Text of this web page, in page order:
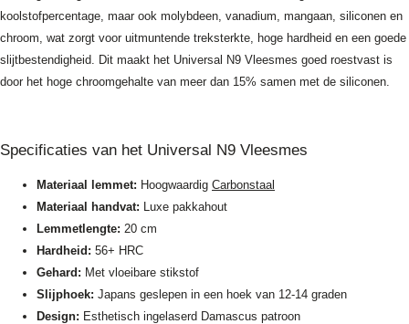
koolstofpercentage, maar ook molybdeen, vanadium, mangaan, siliconen en
chroom, wat zorgt voor uitmuntende treksterkte, hoge hardheid en een goede
slijtbestendigheid. Dit maakt het Universal N9 Vleesmes goed roestvast is
door het hoge chroomgehalte van meer dan 15% samen met de siliconen.
Specificaties van het Universal N9 Vleesmes
Materiaal lemmet: Hoogwaardig Carbonstaal
Materiaal handvat: Luxe pakkahout
Lemmetlengte: 20 cm
Hardheid: 56+ HRC
Gehard: Met vloeibare stikstof
Slijphoek: Japans geslepen in een hoek van 12-14 graden
Design: Esthetisch ingelaserd Damascus patroon